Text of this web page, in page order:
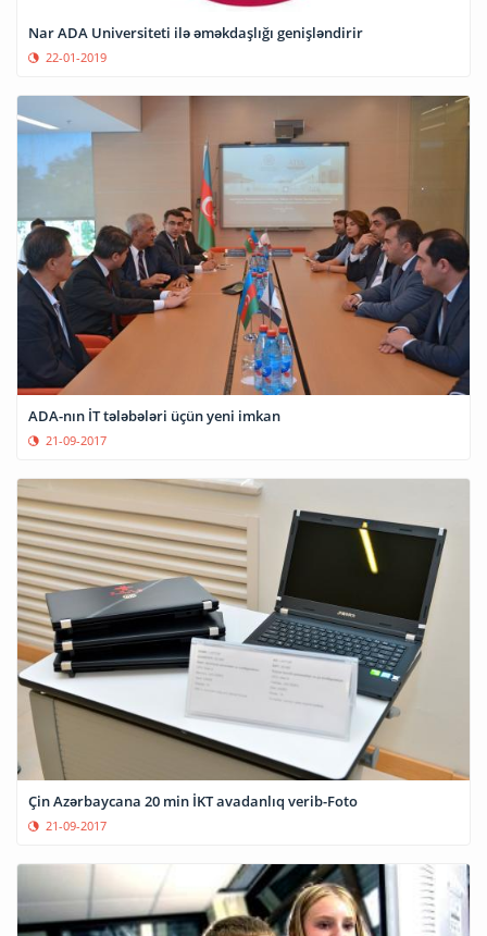
Nar ADA Universiteti ilə əməkdaşlığı genişləndirir
22-01-2019
ADA-nın İT tələbələri üçün yeni imkan
21-09-2017
Çin Azərbaycana 20 min İKT avadanlıq verib-Foto
21-09-2017